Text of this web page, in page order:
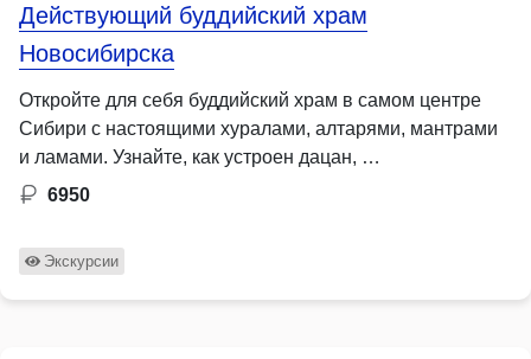
Действующий буддийский храм
Новосибирска
Откройте для себя буддийский храм в самом центре
Сибири с настоящими хуралами, алтарями, мантрами
и ламами. Узнайте, как устроен дацан, …
6950
Экскурсии